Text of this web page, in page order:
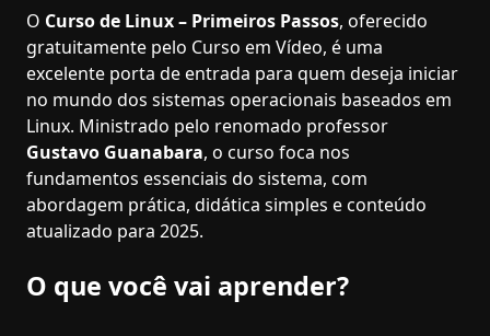
O Curso de Linux – Primeiros Passos, oferecido
gratuitamente pelo Curso em Vídeo, é uma
excelente porta de entrada para quem deseja iniciar
no mundo dos sistemas operacionais baseados em
Linux. Ministrado pelo renomado professor
Gustavo Guanabara, o curso foca nos
fundamentos essenciais do sistema, com
abordagem prática, didática simples e conteúdo
atualizado para 2025.
O que você vai aprender?